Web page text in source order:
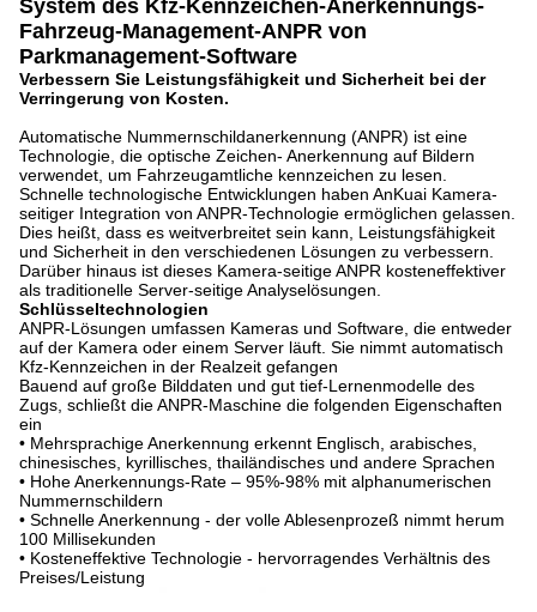
System des Kfz-Kennzeichen-Anerkennungs-
Fahrzeug-Management-ANPR von
Parkmanagement-Software
Verbessern Sie Leistungsfähigkeit und Sicherheit bei der
Verringerung von Kosten.
Automatische Nummernschildanerkennung (ANPR) ist eine
Technologie, die optische Zeichen- Anerkennung auf Bildern
verwendet, um Fahrzeugamtliche kennzeichen zu lesen.
Schnelle technologische Entwicklungen haben AnKuai Kamera-
seitiger Integration von ANPR-Technologie ermöglichen gelassen.
Dies heißt, dass es weitverbreitet sein kann, Leistungsfähigkeit
und Sicherheit in den verschiedenen Lösungen zu verbessern.
Darüber hinaus ist dieses Kamera-seitige ANPR kosteneffektiver
als traditionelle Server-seitige Analyselösungen.
Schlüsseltechnologien
ANPR-Lösungen umfassen Kameras und Software, die entweder
auf der Kamera oder einem Server läuft. Sie nimmt automatisch
Kfz-Kennzeichen in der Realzeit gefangen
Bauend auf große Bilddaten und gut tief-Lernenmodelle des
Zugs, schließt die ANPR-Maschine die folgenden Eigenschaften
ein
• Mehrsprachige Anerkennung erkennt Englisch, arabisches,
chinesisches, kyrillisches, thailändisches und andere Sprachen
• Hohe Anerkennungs-Rate – 95%-98% mit alphanumerischen
Nummernschildern
• Schnelle Anerkennung - der volle Ablesenprozeß nimmt herum
100 Millisekunden
• Kosteneffektive Technologie - hervorragendes Verhältnis des
Preises/Leistung